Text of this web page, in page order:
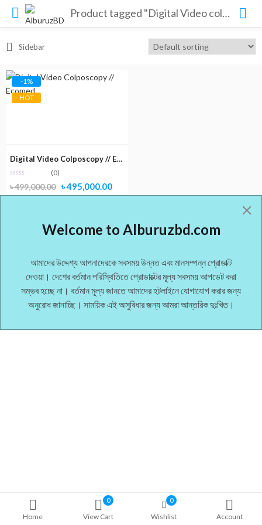
Product tagged "Digital Video colposcopy price BD"
Home
0
View Cart
0
Wishlist
Account
Sidebar
-1%
HOT
Digital Video Colposcopy // Ecomed
(0)
৳499,000.00 Original
৳ 499,000.00.
৳495,000.00Current
৳ 495,000.00.
Welcome to Alburuzbd.com
আমাদের উদ্দেশ্য আপনাদেরকে সবসময় উন্নত এবং মানসম্পন্ন প্রোডাক্ট
দেওয়া। দেশের বর্তমান পরিস্থিতিতে প্রোডাক্টের মূল্য সবসময় আপডেট করা
সম্ভব হচ্ছে না। বর্তমান মূল্য জানতে আমাদের হটলাইনে যোগাযোগ করার জন্য
অনুরোধ জানাচ্ছি। সাময়িক এই অসুবিধার জন্য আমরা আন্তরিক দুঃখিত।